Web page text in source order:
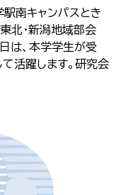
南キャンパスとき
北・新潟地域部会
は、本学学生が受
て活躍します。研究会